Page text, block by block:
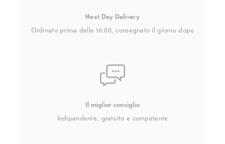
Next Day Delivery
Ordinato prima delle 16:00, consegnato il giorno dopo
Il miglior consiglio
Indipendente, gratuito e competente